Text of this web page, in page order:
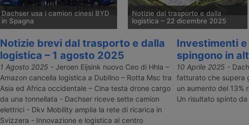
Dachser usa i camion cinesi BYD
in Spagna
Due camion Byd ETM6 elettrici
entrano nella flotta Dachser Iberia
per la distribuzione urbana a
Barcellona e Valencia dopo un
programma di prove avviato nel
settembre 2025. È un importante
passaggio nell’ingresso dei
costruttori cinesi nel mercato
europeo dei veicoli industriali.
Notizie dal trasporto e dalla
logistica – 22 dicembre 2025
Nuovo polo logistico in Toscana –
Alleanza sulla mappatura della
mobilità europea – Rina acquisisce
Gloval – Espansione Prologis a
Milano – Dachser cresce a Freiburg
Notizie brevi dal trasporto e dalla
logistica – 1 agosto 2025
1 Agosto 2025 - Jeroen Eijsink nuovo Ceo di Hhla –
Amazon cancella logistica a Dublino – Rotta Msc tra
Asia ed Africa occidentale – Cina testa drone cargo
da una tonnellata - Dachser riceve sette camion
elettrici - Dkv Mobility amplia la rete di ricarica in
Svizzera - Innovazione e logistica al centro
Investimenti
spingono in
10 Aprile 2025 -
fatturato che supera
un aumento del 13%
Un risultato spinto